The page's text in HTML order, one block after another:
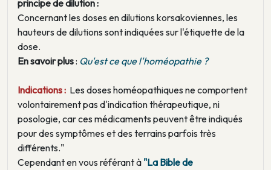
principe de dilution :
Concernant les doses en dilutions korsakoviennes, les
hauteurs de dilutions sont indiquées sur l'étiquette de la
dose.
En savoir plus: Qu'est ce que l'homéopathie ?
Indications : Les doses homéopathiques ne comportent
volontairement pas d'indication thérapeutique, ni
posologie, car ces médicaments peuvent être indiqués
pour des symptômes et des terrains parfois très
différents."
Cependant en vous référant à "La Bible de